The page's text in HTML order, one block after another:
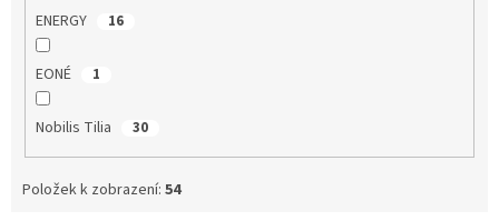
ENERGY 16
EONÉ 1
Nobilis Tilia 30
Položek k zobrazení: 54